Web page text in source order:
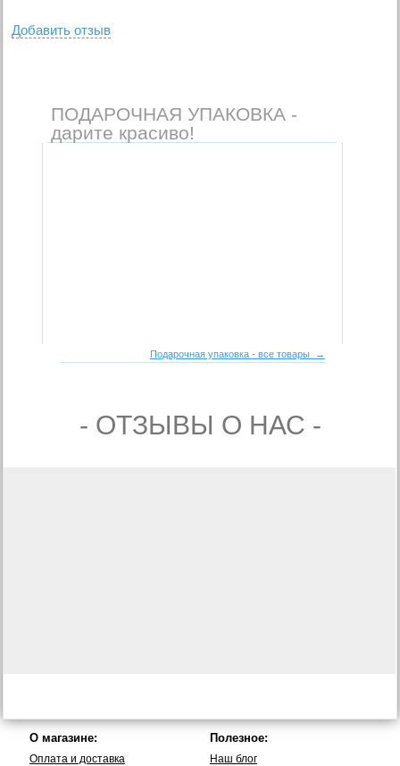
Добавить отзыв
ПОДАРОЧНАЯ УПАКОВКА -
дарите красиво!
Подарочная упаковка - все товары →
- ОТЗЫВЫ О НАС -
О магазине:
Оплата и доставка
Полезное:
Наш блог